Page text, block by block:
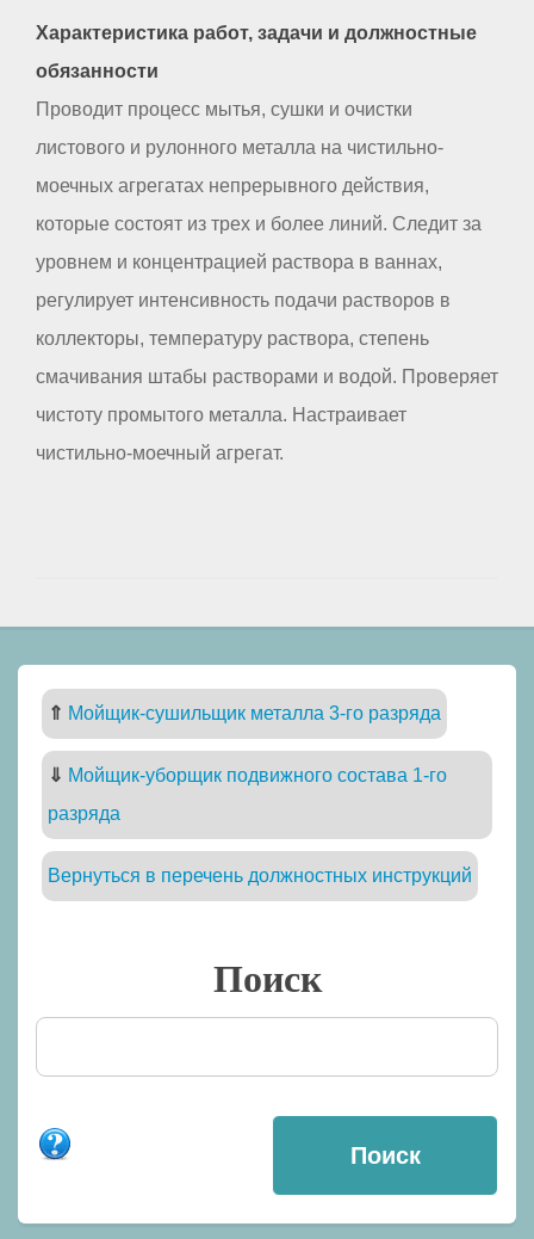
Характеристика работ, задачи и должностные
обязанности
Проводит процесс мытья, сушки и очистки
листового и рулонного металла на чистильно-
моечных агрегатах непрерывного действия,
которые состоят из трех и более линий. Следит за
уровнем и концентрацией раствора в ваннах,
регулирует интенсивность подачи растворов в
коллекторы, температуру раствора, степень
смачивания штабы растворами и водой. Проверяет
чистоту промытого металла. Настраивает
чистильно-моечный агрегат.
⇑ Мойщик-сушильщик металла 3-го разряда
⇓ Мойщик-уборщик подвижного состава 1-го
разряда
Вернуться в перечень должностных инструкций
Поиск